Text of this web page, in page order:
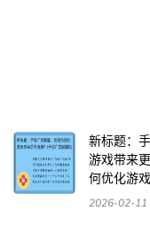
新标题：
游戏带来
何优化游
2026-02-11